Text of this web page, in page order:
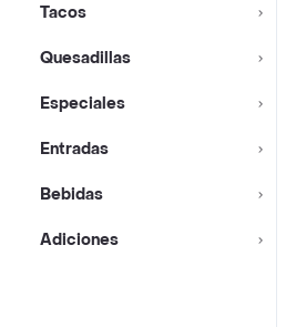
Tacos
Quesadillas
Especiales
Entradas
Bebidas
Adiciones